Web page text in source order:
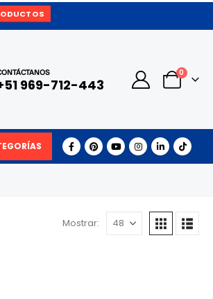
969-712-443
0
Mostrar: